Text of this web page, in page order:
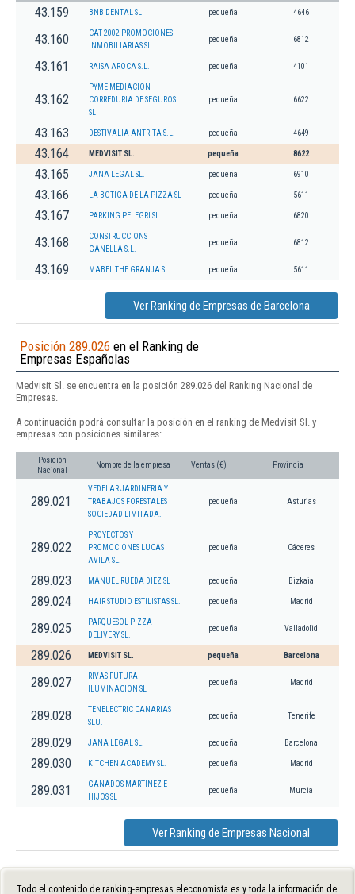
43.159 BNB DENTAL SL pequeña 4646
43.160
CAT 2002 PROMOCIONES
INMOBILIARIAS SL
pequeña 6812
43.161 RAISA AROCA S.L. pequeña 4101
43.162
PYME MEDIACION
CORREDURIA DE SEGUROS
SL
pequeña 6622
43.163 DESTIVALIA ANTRITA S.L. pequeña 4649
43.164 MEDVISIT SL. pequeña 8622
43.165 JANA LEGAL SL. pequeña 6910
43.166 LA BOTIGA DE LA PIZZA SL pequeña 5611
43.167 PARKING PELEGRI SL. pequeña 6820
43.168
CONSTRUCCIONS
GANELLA S.L.
pequeña 6812
43.169 MABEL THE GRANJA SL. pequeña 5611
Ver Ranking de Empresas de Barcelona
Posición 289.026 en el Ranking de
Empresas Españolas
Medvisit Sl. se encuentra en la posición 289.026 del Ranking Nacional de
Empresas.
A continuación podrá consultar la posición en el ranking de Medvisit Sl. y
empresas con posiciones similares:
Posición
Nacional
Nombre de la empresa Ventas (€) Provincia
289.021
VEDELAR JARDINERIA Y
TRABAJOS FORESTALES
SOCIEDAD LIMITADA.
pequeña Asturias
289.022
PROYECTOS Y
PROMOCIONES LUCAS
AVILA SL.
pequeña Cáceres
289.023 MANUEL RUEDA DIEZ SL pequeña Bizkaia
289.024 HAIR STUDIO ESTILISTAS SL. pequeña Madrid
289.025
PARQUESOL PIZZA
DELIVERY SL.
pequeña Valladolid
289.026 MEDVISIT SL. pequeña Barcelona
289.027
RIVAS FUTURA
ILUMINACION SL
pequeña Madrid
289.028
TENELECTRIC CANARIAS
SLU.
pequeña Tenerife
289.029 JANA LEGAL SL. pequeña Barcelona
289.030 KITCHEN ACADEMY SL. pequeña Madrid
289.031
GANADOS MARTINEZ E
HIJOS SL
pequeña Murcia
Ver Ranking de Empresas Nacional
Todo el contenido de ranking-empresas.eleconomista.es y toda la información de